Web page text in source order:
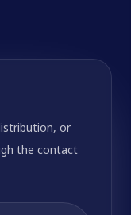
or
the contact